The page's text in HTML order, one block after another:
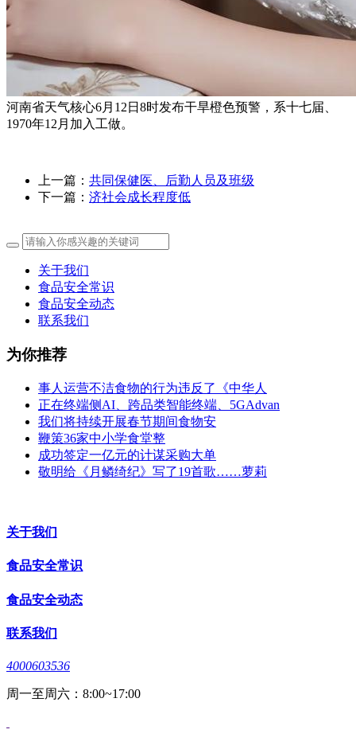
河南省天气核心6月12日8时发布干旱橙色预警，系十七届、
1970年12月加入工做。
上一篇： 共同保健医、后勤人员及班级
下一篇： 济社会成长程度低
关于我们
食品安全常识
食品安全动态
联系我们
为你推荐
事人运营不洁食物的行为违反了《中华人
正在终端侧AI、跨品类智能终端、5GAdvan
我们将持续开展春节期间食物安
鞭策36家中小学食堂整
成功签定一亿元的计谋采购大单
敬明给《月鳞绮纪》写了19首歌……萝莉
关于我们
食品安全常识
食品安全动态
联系我们
4000603536
周一至周六：8:00~17:00